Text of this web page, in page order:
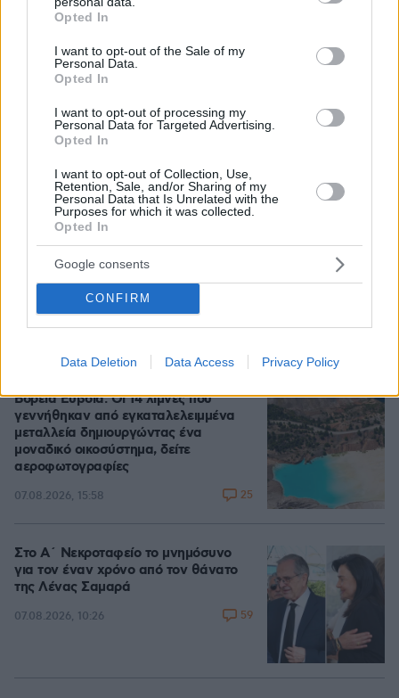
grant or deny consent to Google and its third-party tags to
use your data for below specified purposes in below Google
consent section.
Opted In
I want to opt-out of the Sale of my
Personal Data.
Opted In
I want to opt-out of processing my
Personal Data for Targeted Advertising.
Opted In
I want to opt-out of Collection, Use,
Retention, Sale, and/or Sharing of my
Personal Data that Is Unrelated with the
Purposes for which it was collected.
Opted In
Google consents
CONFIRM
Data Deletion Data Access Privacy Policy
η 43χρονη και ο 21χρονος πήγαιναν μαζί για
«Δεν το πιστεύουμε», λένε οι
Αμερικανοί που υιοθέτησαν τον
Αφγανό στη Λέσβο - Η αρχική εκδοχή
για το φονικό στην Κυψέλη και η
07.08.2026, 07:19 357
Τουρκία, Σαουδική Αραβία και
Πακιστάν υπέγραψαν κοινή αμυντική
συμφωνία: «Επίθεση σε έναν θα
θεωρείται επίθεση σε όλους»
07.08.2026, 14:10 199
Βόρεια Εύβοια: Οι 14 λίμνες που
γεννήθηκαν από εγκαταλελειμμένα
μεταλλεία δημιουργώντας ένα
μοναδικό οικοσύστημα, δείτε
αεροφωτογραφίες
07.08.2026, 15:58 25
Στο Α΄ Νεκροταφείο το μνημόσυνο
για τον έναν χρόνο από τον θάνατο
της Λένας Σαμαρά
07.08.2026, 10:26 59